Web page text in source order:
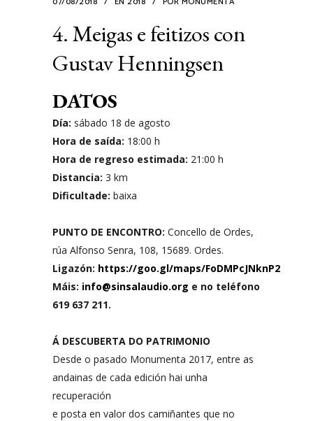
4. Meigas e feitizos con
Gustav Henningsen
DATOS
Día: sábado 18 de agosto
Hora de saída: 18:00 h
Hora de regreso estimada: 21:00 h
Distancia: 3 km
Dificultade: baixa
PUNTO DE ENCONTRO: Concello de Ordes,
rúa Alfonso Senra, 108, 15689. Ordes.
Ligazón: https://goo.gl/maps/FoDMPcJNknP2
Máis: info@sinsalaudio.org e no teléfono
619 637 211.
Á DESCUBERTA DO PATRIMONIO
Desde o pasado Monumenta 2017, entre as
andainas de cada edición hai unha
recuperación
e posta en valor dos camiñantes que no